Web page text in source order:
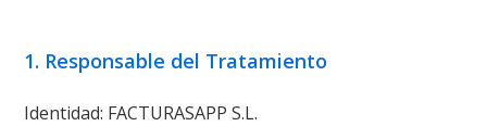
1. Responsable del Tratamiento
Identidad: FACTURASAPP S.L.